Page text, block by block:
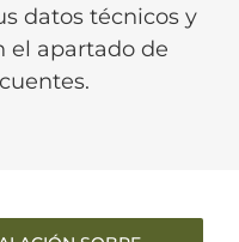
datos técnicos y
el apartado de